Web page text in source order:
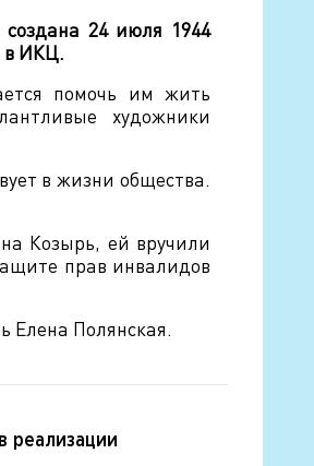
создана 24 июля 1944
в ИКЦ.
помочь им жить
художники
в жизни общества.
Козырь, ей вручили
прав инвалидов
Елена Полянская.
реализации